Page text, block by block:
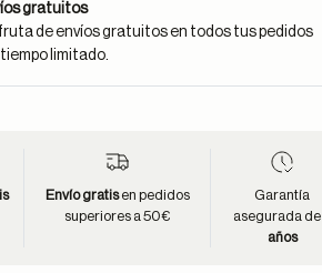
gratuitos
de envíos gratuitos en todos tus pedidos
limitado.
Envío gratisen pedidos
superiores a 50€
Garantía
asegurada de
años